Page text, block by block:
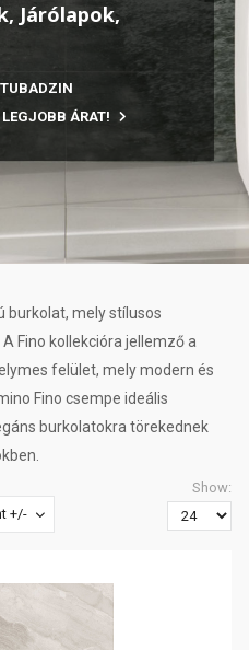
Járólapok,
ÁRAT!
burkolat, mely stílusos
Fino kollekcióra jellemző a
felület, mely modern és
Fino csempe ideális
burkolatokra törekednek
+/-
Show: